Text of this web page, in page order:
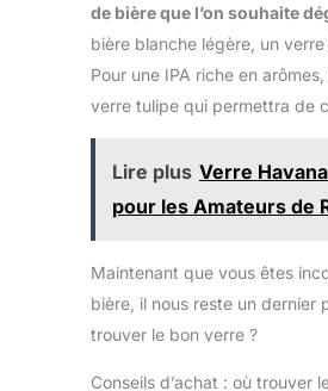
de bière que l’on souhaite
bière blanche légère, un
Pour une IPA riche en
verre tulipe qui permettra de
Lire plus Verre
pour les Amateurs de
Maintenant que vous êtes
bière, il nous reste un dernier
trouver le bon verre ?
Conseils d’achat : où trouver